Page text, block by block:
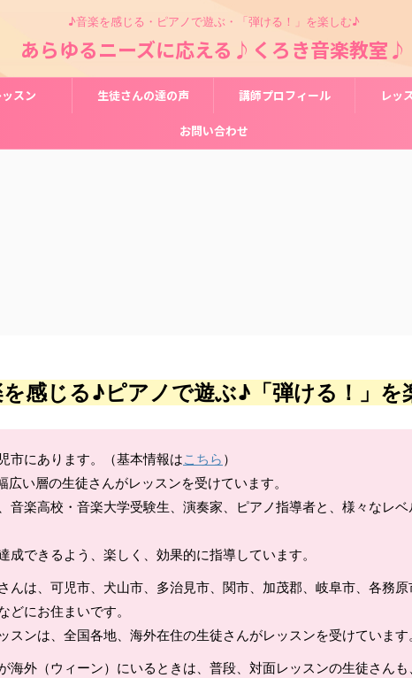
♪音楽を感じる・ピアノで遊ぶ・「弾ける！」を楽しむ♪
あらゆるニーズに応える♪くろき音楽教室♪
スン 生徒さんの達の声 講師プロフィール レッ
お問い合わせ
感じる♪ピアノで遊ぶ♪「弾ける！」を
市にあります。（基本情報はこちら ）
い層の生徒さんがレッスンを受けています。
音楽高校・音楽大学受験生、演奏家、ピアノ指導者と、様々なレ
成できるよう、楽しく、効果的に指導しています。
んは、可児市、犬山市、多治見市、関市、加茂郡、岐阜市、各務
どにお住まいです。
スンは、全国各地、海外在住の生徒さんがレッスンを受けています
海外（ウィーン）にいるときは、普段、対面レッスンの生徒さん